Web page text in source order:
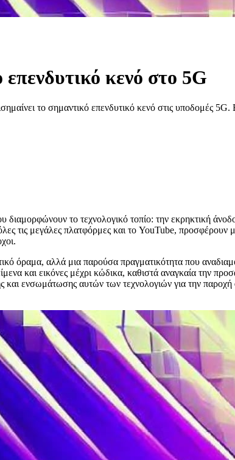
κενό στο 5G
το σημαντικό επενδυτικό κενό στις υποδομές 5G.
το τεχνολογικό τοπίο: την εκρηκτική
τις μεγάλες πλατφόρμες και το YouTube,
όραμα, αλλά μια παρούσα πραγματικότητα που
και εικόνες μέχρι κώδικα, καθιστά αναγκαία την
ενσωμάτωσης αυτών των τεχνολογιών για την